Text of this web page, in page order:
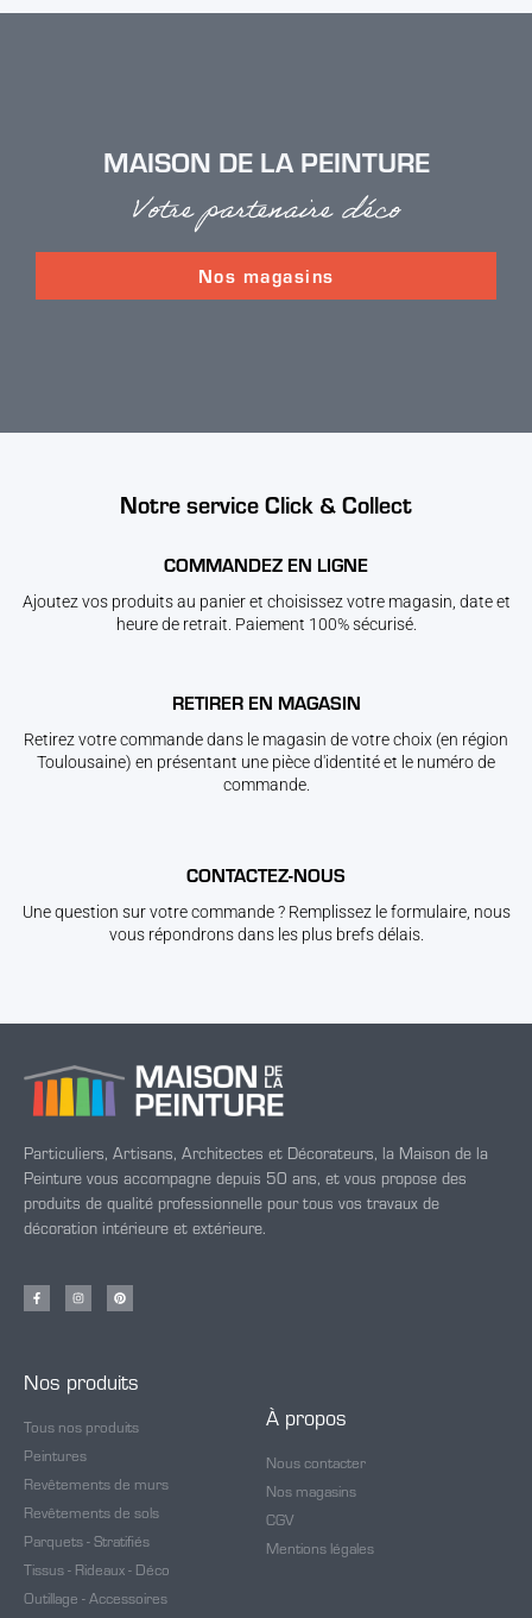
MAISON DE LA PEINTURE
Votre partenaire déco
Nos magasins
Notre service Click & Collect
COMMANDEZ EN LIGNE
Ajoutez vos produits au panier et choisissez votre magasin, date et
heure de retrait. Paiement 100% sécurisé.
RETIRER EN MAGASIN
Retirez votre commande dans le magasin de votre choix (en région
Toulousaine) en présentant une pièce d'identité et le numéro de
commande.
CONTACTEZ-NOUS
Une question sur votre commande ? Remplissez le formulaire, nous
vous répondrons dans les plus brefs délais.
Particuliers, Artisans, Architectes et Décorateurs, la Maison de la
Peinture vous accompagne depuis 50 ans, et vous propose des
produits de qualité professionnelle pour tous vos travaux de
décoration intérieure et extérieure.
Nos produits
Tous nos produits
Peintures
Revêtements de murs
Revêtements de sols
Parquets - Stratifiés
Tissus - Rideaux - Déco
Outillage - Accessoires
À propos
Nous contacter
Nos magasins
CGV
Mentions légales